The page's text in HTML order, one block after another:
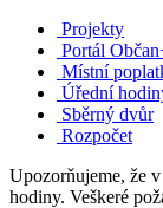
Projekty
Portál
Místní
Úřední
Sběrný dvůr
Rozpočet
Upozorňujeme, že
hodiny. Veškeré